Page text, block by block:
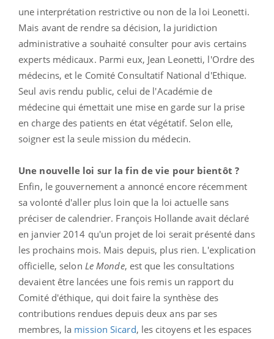
une interprétation restrictive ou non de la loi Leonetti.
Mais avant de rendre sa décision, la juridiction
administrative a souhaité consulter pour avis certains
experts médicaux. Parmi eux, Jean Leonetti, l'Ordre des
médecins, et le Comité Consultatif National d'Ethique.
Seul avis rendu public, celui de l'Académie de
médecine qui émettait une mise en garde sur la prise
en charge des patients en état végétatif. Selon elle,
soigner est la seule mission du médecin.
Une nouvelle loi sur la fin de vie pour bientôt ?
Enfin, le gouvernement a annoncé encore récemment
sa volonté d'aller plus loin que la loi actuelle sans
préciser de calendrier. François Hollande avait déclaré
en janvier 2014 qu'un projet de loi serait présenté dans
les prochains mois. Mais depuis, plus rien. L'explication
officielle, selon Le Monde, est que les consultations
devaient être lancées une fois remis un rapport du
Comité d'éthique, qui doit faire la synthèse des
contributions rendues depuis deux ans par ses
membres, la mission Sicard, les citoyens et les espaces